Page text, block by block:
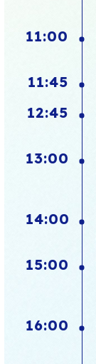
11:00
11:45
12:45
13:00
14:00
15:00
16:00